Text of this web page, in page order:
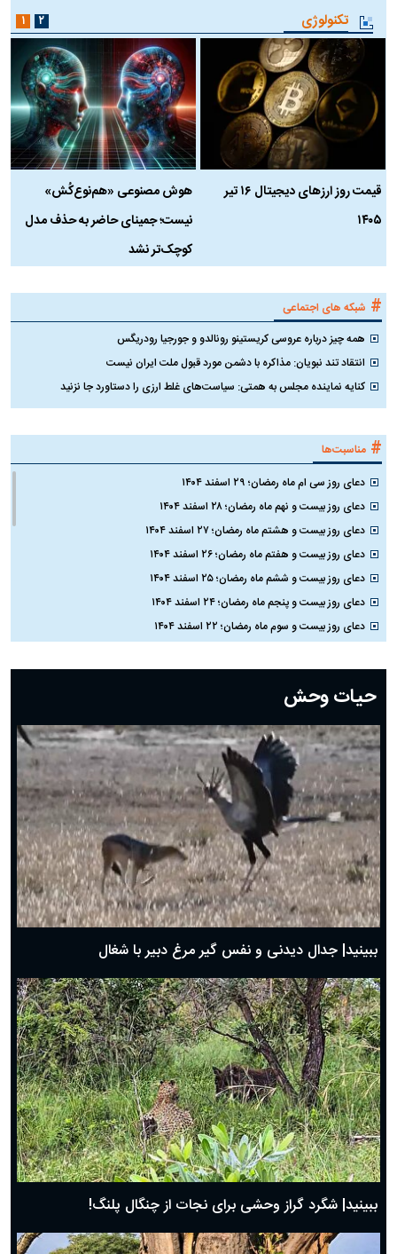
تکنولوژی
قیمت روز ارز‌های دیجیتال ۱۶ تیر
۱۴۰۵
هوش مصنوعی «هم‌نوع‌کُش»
نیست؛ جمینای حاضر به حذف مدل
کوچک‌تر نشد
۱ ۲
# شبکه های اجتماعی
همه چیز درباره عروسی کریستینو رونالدو و جورجیا رودریگس
انتقاد تند نبویان: مذاکره با دشمن مورد قبول ملت ایران نیست
کنایه نماینده مجلس به همتی: سیاست‌های غلط ارزی را دستاورد جا نزنید
# مناسبت‌ها
دعای روز سی ام ماه رمضان؛ ۲۹ اسفند ۱۴۰۴
دعای روز بیست و نهم ماه رمضان؛ ۲۸ اسفند ۱۴۰۴
دعای روز بیست و هشتم ماه رمضان؛ ۲۷ اسفند ۱۴۰۴
دعای روز بیست و هفتم ماه رمضان؛ ۲۶ اسفند ۱۴۰۴
دعای روز بیست و ششم ماه رمضان؛ ۲۵ اسفند ۱۴۰۴
دعای روز بیست و پنجم ماه رمضان؛ ۲۴ اسفند ۱۴۰۴
دعای روز بیست و سوم ماه رمضان؛ ۲۲ اسفند ۱۴۰۴
دعای روز بیستم ماه رمضان؛ ۱۹ اسفند ۱۴۰۴
دعای روز هشتم ماه مبارک رمضان؛ ۷ اسفند ماه ۱۴۰۴
دعای روز هفتم ماه رمضان؛ ۶ اسفند ۱۴۰۴
دعای روز ششم ماه رمضان؛ ۵ اسفند ۱۴۰۴
دعای روز پنجم ماه رمضان؛ ۴ اسفند ۱۴۰۴
دعای روز چهارم ماه مبارک رمضان؛ ۳ اسفند ۱۴۰۴
دعای روز سوم ماه مبارک رمضان؛ ۱۴ اسفند ۱۴۰۴
دعای روز دوم ماه مبارک رمضان ۱ اسفند ماه ۱۴۰۴
دعای روز اول ماه مبارک رمضان، ۳۰ بهمن ۱۴۰۴
حضرت زینب(س) چگونه از دنیا رفت؟
بهترین پیامک تبریک روز پدر ۱۴۰۴؛ جملات زیبا و صمیمانه
حیات وحش
ببینید| جدال دیدنی و نفس گیر مرغ دبیر با شغال
ببینید| شگرد گراز وحشی برای نجات از چنگال پلنگ!